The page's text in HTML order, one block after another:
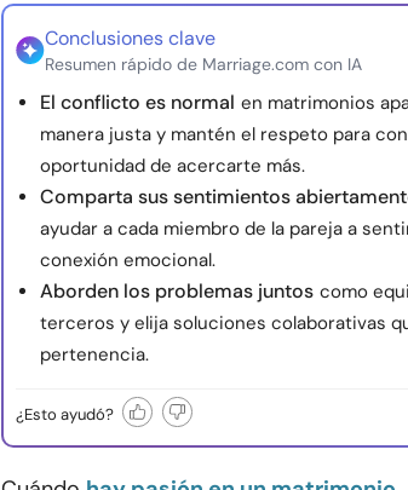
Conclusiones clave
Resumen rápido de Marriage.com con IA
El conflicto es normal en matrimonios
manera justa y mantén el respeto para
oportunidad de acercarte más.
Comparta sus sentimientos
ayudar a cada miembro de la pareja a
conexión emocional.
Aborden los problemas juntos como
terceros y elija soluciones colaborativas
pertenencia.
¿Esto ayudó?